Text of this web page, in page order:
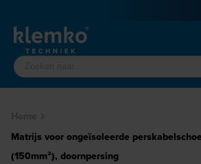
Matrijs voor ongeïsoleerde
(150mm²), doornpersing